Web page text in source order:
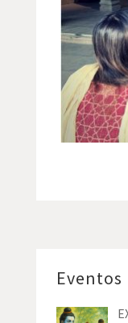
Eventos